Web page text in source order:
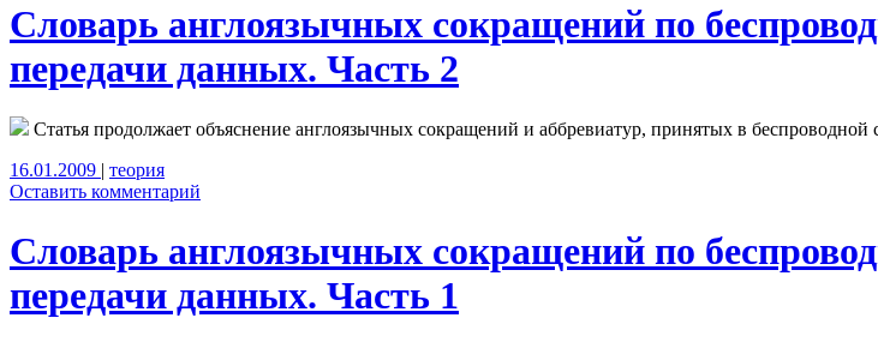
Словарь англоязычных сокращений по
передачи данных. Часть 2
Статья продолжает объяснение англоязычных сокращений и аббревиатур, принятых в беспроводной
16.01.2009
теория
Оставить комментарий
Словарь англоязычных сокращений по
передачи данных. Часть 1